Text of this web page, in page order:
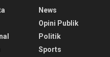
News
Opini Publik
Politik
Sports